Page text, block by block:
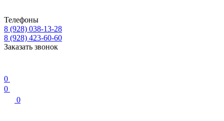
Телефоны
8 (928) 038-13-28
8 (928) 423-60-60
Заказать звонок
0
0
0